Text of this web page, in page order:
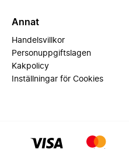
Annat
Handelsvillkor
Personuppgiftslagen
Kakpolicy
Inställningar för Cookies